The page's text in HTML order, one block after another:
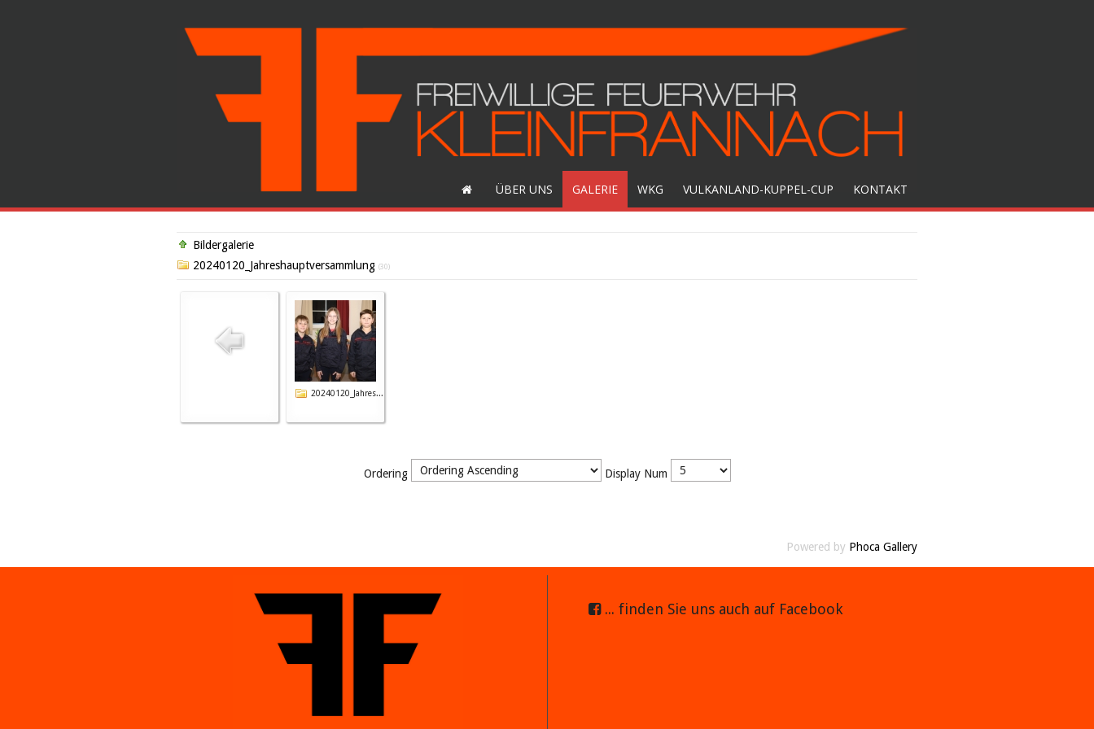
ÜBER UNS GALERIE WKG VULKANLAND-KUPPEL-CUP KONTAKT
Bildergalerie
20240120_Jahreshauptversammlung (30)
20240120_Jahres...
Ordering Display Num
Powered by Phoca Gallery
... finden Sie uns auch auf Facebook